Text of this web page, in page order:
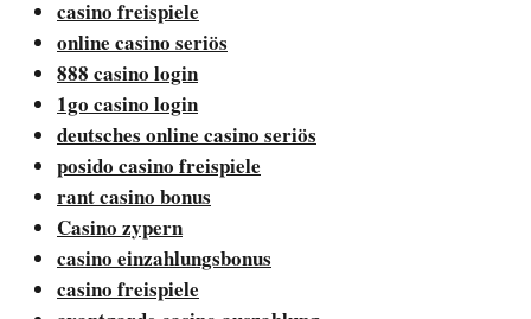
casino freispiele
online casino seriös
888 casino login
1go casino login
deutsches online casino seriös
posido casino freispiele
rant casino bonus
Casino zypern
casino einzahlungsbonus
casino freispiele